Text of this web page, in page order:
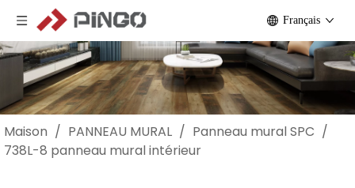
Français
Maison / PANNEAU MURAL / Panneau mural SPC /
738L-8 panneau mural intérieur